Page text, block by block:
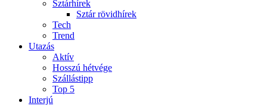
Sztárhírek
Sztár rövidhírek
Tech
Trend
Utazás
Aktív
Hosszú hétvége
Szállástipp
Top 5
Interjú